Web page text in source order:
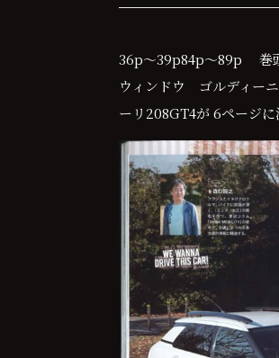
36p～39p84p～89p 巻
ウィンドウ ゴルディー
ーリ208GT4が 6ページに